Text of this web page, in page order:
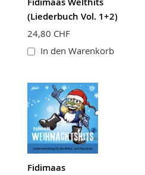
(Liederbuch Vol. 1+2)
24,80 CHF
In den Warenkorb
Fidimaas